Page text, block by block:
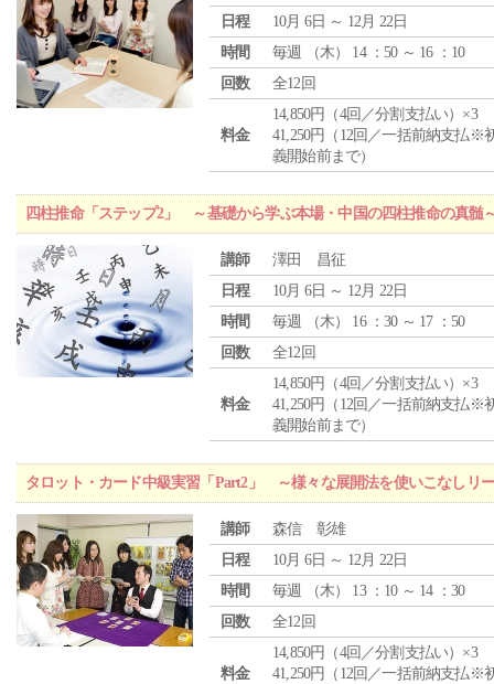
日程
10月 6日 ～ 12月 22日
時間
毎週 （木） 14 ：50 ～ 16 ：10
回数
全12回
料金
14,850円（4回／分割支払い）×3
41,250円（12回／一括前納支払※
義開始前まで）
四柱推命「ステップ2」 ～基礎から学ぶ本場・中国の四柱推命の真髄
講師
澤田 昌征
日程
10月 6日 ～ 12月 22日
時間
毎週 （木） 16 ：30 ～ 17 ：50
回数
全12回
料金
14,850円（4回／分割支払い）×3
41,250円（12回／一括前納支払※
義開始前まで）
タロット・カード中級実習「Part2」 ～様々な展開法を使いこなしリ
講師
森信 彰雄
日程
10月 6日 ～ 12月 22日
時間
毎週 （木） 13 ：10 ～ 14 ：30
回数
全12回
料金
14,850円（4回／分割支払い）×3
41,250円（12回／一括前納支払※